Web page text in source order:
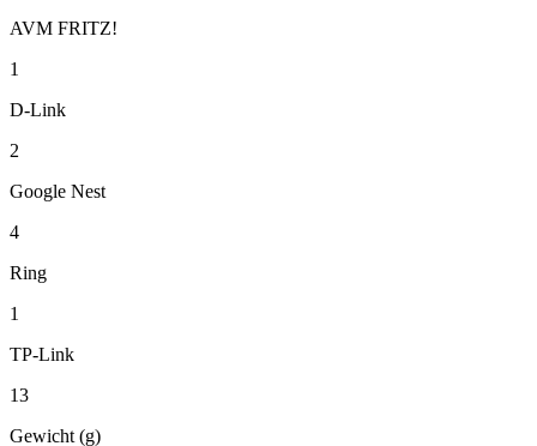
AVM FRITZ!
1
D-Link
2
Google Nest
4
Ring
1
TP-Link
13
Gewicht (g)